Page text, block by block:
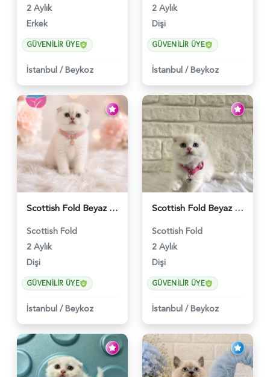
2 Aylık
Erkek
GÜVENILIR ÜYE
İstanbul / Beykoz
2 Aylık
Dişi
GÜVENILIR ÜYE
İstanbul / Beykoz
Scottish Fold Beyaz Güzellik 2 Aylık - 4690
Scottish Fold
2 Aylık
Dişi
GÜVENILIR ÜYE
İstanbul / Beykoz
Scottish Fold Beyaz Dişi Baby Face 2 Aylık - 3704
Scottish Fold
2 Aylık
Dişi
GÜVENILIR ÜYE
İstanbul / Beykoz